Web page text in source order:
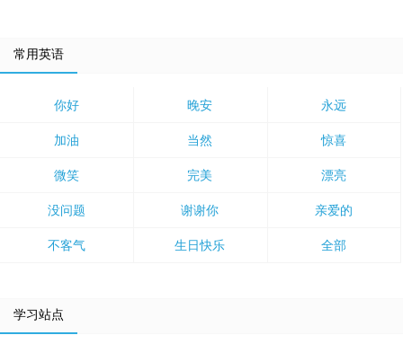
常用英语
你好 晚安 永远
加油 当然 惊喜
微笑 完美 漂亮
没问题 谢谢你 亲爱的
不客气 生日快乐 全部
学习站点